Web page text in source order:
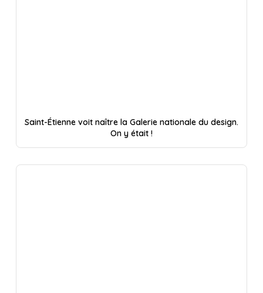
Saint-Étienne voit naître la Galerie nationale du design.
On y était !